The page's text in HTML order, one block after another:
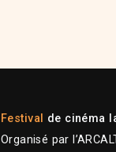
Festival de cinéma
Organisé par